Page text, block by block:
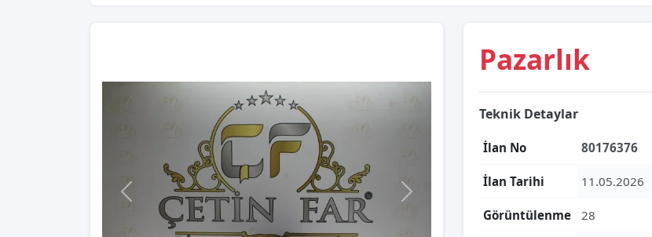
Pazarlık
Teknik Detaylar
İlan No 80176376
İlan Tarihi 11.05.2026
Görüntülenme 28